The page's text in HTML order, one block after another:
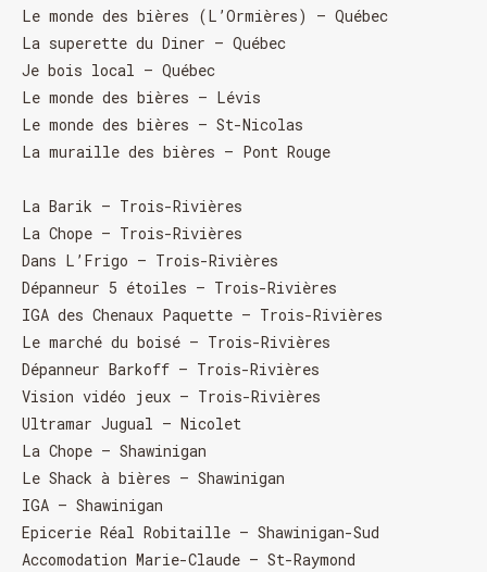
Le monde des bières (L’Ormières) – Québec
La superette du Diner – Québec
Je bois local – Québec
Le monde des bières – Lévis
Le monde des bières – St-Nicolas
La muraille des bières – Pont Rouge
La Barik – Trois-Rivières
La Chope – Trois-Rivières
Dans L’Frigo – Trois-Rivières
Dépanneur 5 étoiles – Trois-Rivières
IGA des Chenaux Paquette – Trois-Rivières
Le marché du boisé – Trois-Rivières
Dépanneur Barkoff – Trois-Rivières
Vision vidéo jeux – Trois-Rivières
Ultramar Jugual – Nicolet
La Chope – Shawinigan
Le Shack à bières – Shawinigan
IGA – Shawinigan
Epicerie Réal Robitaille – Shawinigan-Sud
Accomodation Marie-Claude – St-Raymond
HORAIRE DES FÊTES
FERMÉ du 23 au 25 décembre
OUVERT 26 et 27 déc. de 11h à 22h
OUVERT 28 et 29 déc. de 09h à 22h
OUVERT 30 déc. de 11h à 22h
FERMÉ 31 déc. et 01 janvier